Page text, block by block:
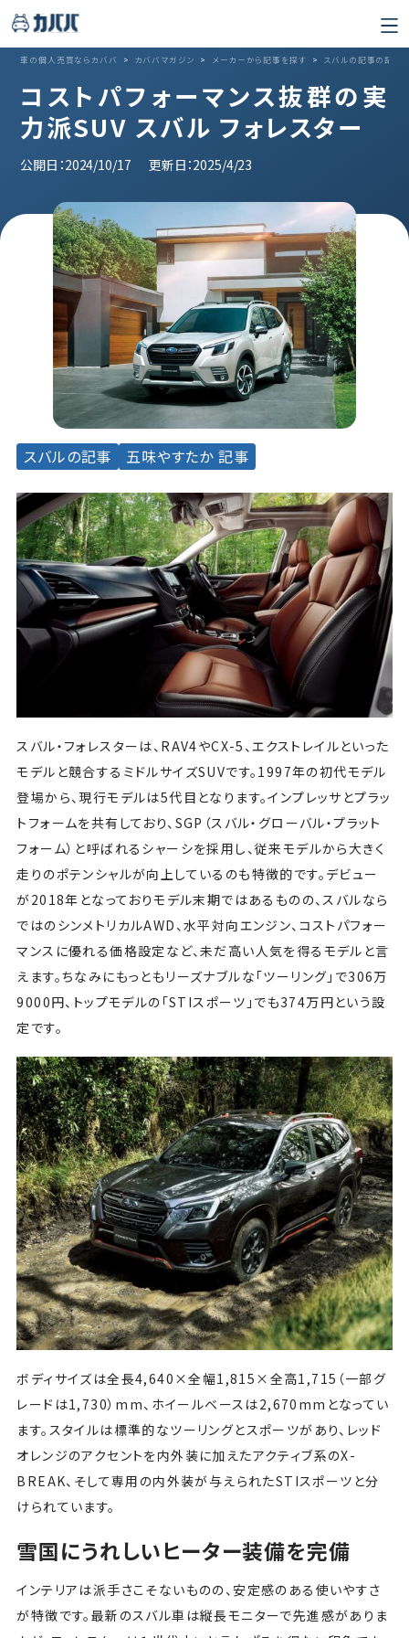
車の個人売買ならカババ > カババマガジン > メーカーから記事を探す > スバルの記事の記事
コストパフォーマンス抜群の実
力派SUV スバル フォレスター
公開日：2024/10/17 更新日：2025/4/23
スバルの記事 五味やすたか 記事
スバル・フォレスターは、RAV4やCX-5、エクストレイルといった
モデルと競合するミドルサイズSUVです。1997年の初代モデル
登場から、現行モデルは5代目となります。インプレッサとプラッ
トフォームを共有しており、SGP（スバル・グローバル・プラット
フォーム）と呼ばれるシャーシを採用し、従来モデルから大きく
走りのポテンシャルが向上しているのも特徴的です。デビュー
が2018年となっておりモデル末期ではあるものの、スバルなら
ではのシンメトリカルAWD、水平対向エンジン、コストパフォー
マンスに優れる価格設定など、未だ高い人気を得るモデルと言
えます。ちなみにもっともリーズナブルな「ツーリング」で306万
9000円、トップモデルの「STIスポーツ」でも374万円という設
定です。
ボディサイズは全長4,640×全幅1,815×全高1,715（一部グ
レードは1,730）mm、ホイールベースは2,670mmとなってい
ます。スタイルは標準的なツーリングとスポーツがあり、レッド
オレンジのアクセントを内外装に加えたアクティブ系のX-
BREAK、そして専用の内外装が与えられたSTIスポーツと分
けられています。
雪国にうれしいヒーター装備を完備
インテリアは派手さこそないものの、安定感のある使いやすさ
が特徴です。最新のスバル車は縦長モニターで先進感がありま